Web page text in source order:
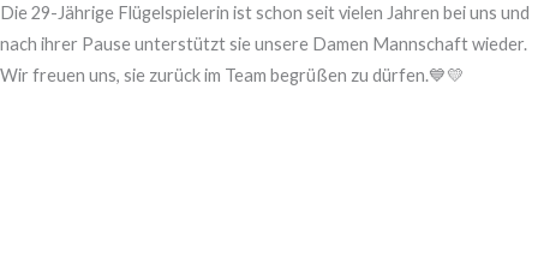
Die 29-Jährige Flügelspielerin ist schon seit vielen Jahren bei uns und
nach ihrer Pause unterstützt sie unsere Damen Mannschaft wieder.
Wir freuen uns, sie zurück im Team begrüßen zu dürfen.💙💛